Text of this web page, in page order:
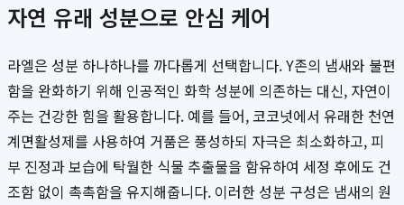
자연 유래 성분으로 안심 케어
라엘은 성분 하나하나를 까다롭게 선택합니다. Y존의 냄새와 불편
함을 완화하기 위해 인공적인 화학 성분에 의존하는 대신, 자연이
주는 건강한 힘을 활용합니다. 예를 들어, 코코넛에서 유래한 천연
계면활성제를 사용하여 거품은 풍성하되 자극은 최소화하고, 피
부 진정과 보습에 탁월한 식물 추출물을 함유하여 세정 후에도 건
조함 없이 촉촉함을 유지해줍니다. 이러한 성분 구성은 냄새의 원